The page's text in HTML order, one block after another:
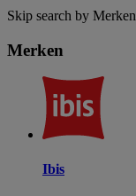
Skip search by Merken
Merken
Ibis